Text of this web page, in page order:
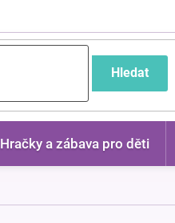
Hledat
Hračky a zábava pro děti